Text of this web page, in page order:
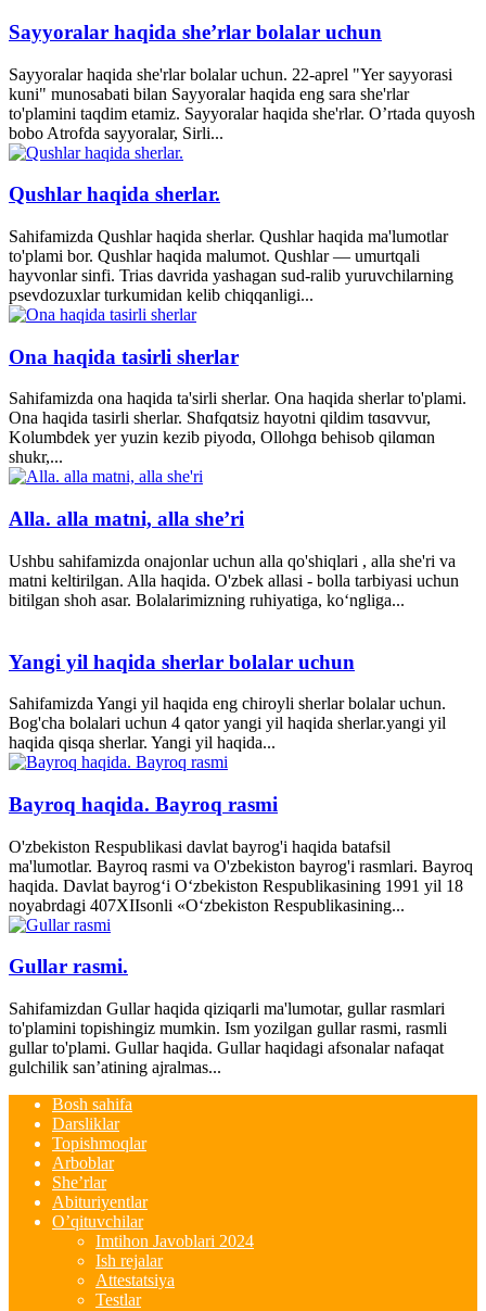
Sayyoralar haqida she’rlar bolalar uchun
Sayyoralar haqida she'rlar bolalar uchun. 22-aprel "Yer sayyorasi
kuni" munosabati bilan Sayyoralar haqida eng sara she'rlar
to'plamini taqdim etamiz. Sayyoralar haqida she'rlar. O’rtada quyosh
bobo Atrofda sayyoralar, Sirli...
Qushlar haqida sherlar.
Sahifamizda Qushlar haqida sherlar. Qushlar haqida ma'lumotlar
to'plami bor. Qushlar haqida malumot. Qushlar — umurtqali
hayvonlar sinfi. Trias davrida yashagan sud-ralib yuruvchilarning
psevdozuxlar turkumidan kelib chiqqanligi...
Ona haqida tasirli sherlar
Sahifamizda ona haqida ta'sirli sherlar. Ona haqida sherlar to'plami.
Ona haqida tasirli sherlar. Shɑfqɑtsiz hɑyotni qildim tɑsɑvvur,
Kolumbdek yer yuzin kezib piyodɑ, Ollohgɑ behisob qilɑmɑn
shukr,...
Alla. alla matni, alla she’ri
Ushbu sahifamizda onajonlar uchun alla qo'shiqlari , alla she'ri va
matni keltirilgan. Alla haqida. O'zbek allasi - bolla tarbiyasi uchun
bitilgan shoh asar. Bolalarimizning ruhiyatiga, ko‘ngliga...
Yangi yil haqida sherlar bolalar uchun
Sahifamizda Yangi yil haqida eng chiroyli sherlar bolalar uchun.
Bog'cha bolalari uchun 4 qator yangi yil haqida sherlar.yangi yil
haqida qisqa sherlar. Yangi yil haqida...
Bayroq haqida. Bayroq rasmi
O'zbekiston Respublikasi davlat bayrog'i haqida batafsil
ma'lumotlar. Bayroq rasmi va O'zbekiston bayrog'i rasmlari. Bayroq
haqida. Davlat bayrog‘i O‘zbekiston Respublikasining 1991 yil 18
noyabrdagi 407­XII­sonli «O‘zbekiston Respublikasining...
Gullar rasmi.
Sahifamizdan Gullar haqida qiziqarli ma'lumotar, gullar rasmlari
to'plamini topishingiz mumkin. Ism yozilgan gullar rasmi, rasmli
gullar to'plami. Gullar haqida. Gullar haqidagi afsonalar nafaqat
gulchilik san’atining ajralmas...
Bosh sahifa
Darsliklar
Topishmoqlar
Arboblar
She’rlar
Abituriyentlar
O’qituvchilar
Imtihon Javoblari 2024
Ish rejalar
Attestatsiya
Testlar